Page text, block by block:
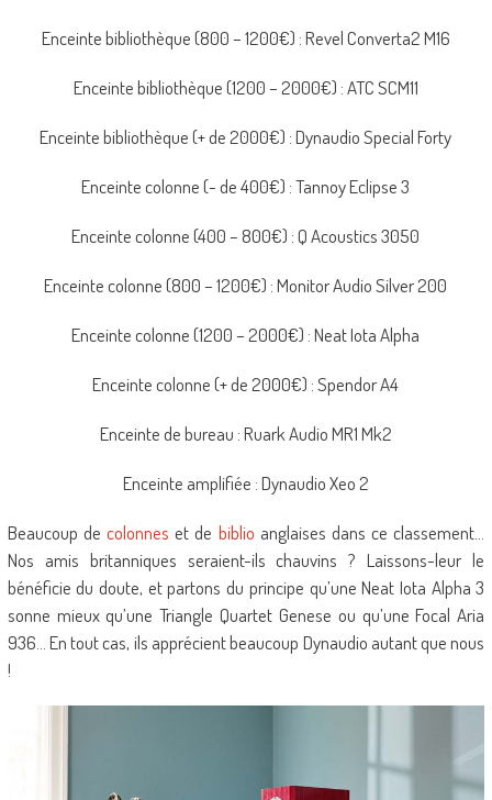
Enceinte bibliothèque (800 – 1200€) : Revel Converta2 M16
Enceinte bibliothèque (1200 – 2000€) : ATC SCM11
Enceinte bibliothèque (+ de 2000€) : Dynaudio Special Forty
Enceinte colonne (- de 400€) : Tannoy Eclipse 3
Enceinte colonne (400 – 800€) : Q Acoustics 3050
Enceinte colonne (800 – 1200€) : Monitor Audio Silver 200
Enceinte colonne (1200 – 2000€) : Neat Iota Alpha
Enceinte colonne (+ de 2000€) : Spendor A4
Enceinte de bureau : Ruark Audio MR1 Mk2
Enceinte amplifiée : Dynaudio Xeo 2
Beaucoup decolonnes et de biblio anglaises dans ce classement…
Nos amis britanniques seraient-ils chauvins ? Laissons-leur le
bénéficie du doute, et partons du principe qu’une Neat Iota Alpha 3
sonne mieux qu’une Triangle Quartet Genese ou qu’une Focal Aria
936… En tout cas, ils apprécient beaucoup Dynaudio autant que nous
!